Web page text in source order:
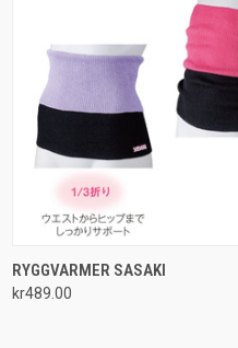
QUICK VIEW
Compare
RYGGVARMER SASAKI
kr489.00